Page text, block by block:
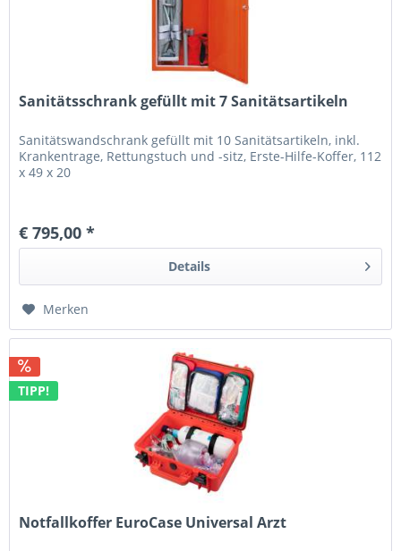
Sanitätsschrank gefüllt mit 7 Sanitätsartikeln
Sanitätswandschrank gefüllt mit 10 Sanitätsartikeln, inkl.
Krankentrage, Rettungstuch und -sitz, Erste-Hilfe-Koffer, 112
x 49 x 20
€ 795,00 *
Details
Merken
TIPP!
Notfallkoffer EuroCase Universal Arzt